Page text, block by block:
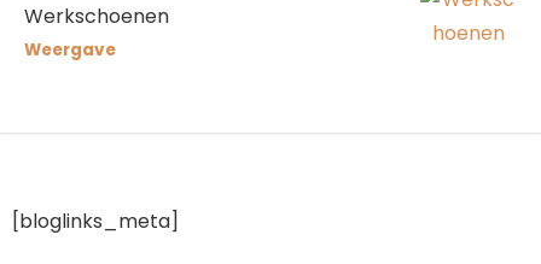
Werkschoenen
Weergave
[bloglinks_meta]